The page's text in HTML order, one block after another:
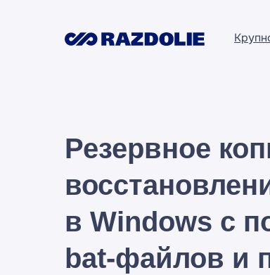
Резервное
в Windows с
bat-файлов и